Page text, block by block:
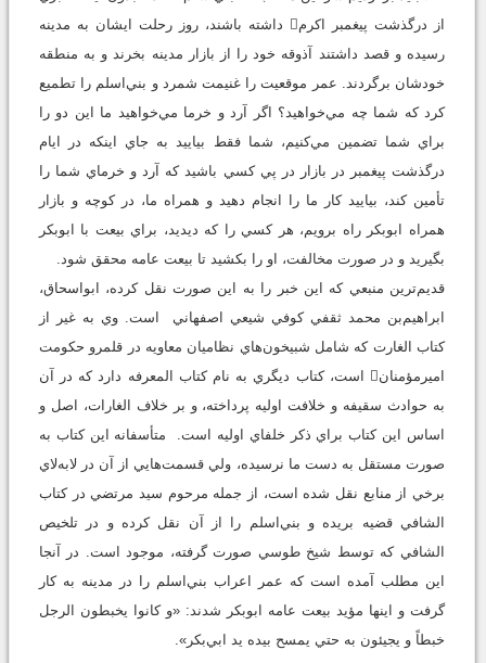
از درگذشت پيغمبر اكرم داشته باشند، روز رحلت ايشان به مدينه
رسيده و قصد داشتند آذوقه خود را از بازار مدينه بخرند و به منطقه
خودشان برگردند. عمر موقعيت را غنيمت شمرد و بني‌اسلم را تطميع
كرد كه شما چه مي‌خواهيد؟ اگر آرد و خرما مي‌خواهيد ما اين دو را
براي شما تضمين مي‌كنيم، شما فقط بياييد به جاي اينكه در ايام
درگذشت پيغمبر در بازار در پي كسي باشيد كه آرد و خرماي شما را
تأمين كند، بياييد كار ما را انجام دهيد و همراه ما، در كوچه و بازار
همراه ابوبكر راه برويم، هر كسي را كه ديديد، براي بيعت با ابوبكر
بگيريد و در صورت مخالفت، او را بكشيد تا بيعت عامه محقق شود.
قديم‌ترين منبعي كه اين خبر را به اين صورت نقل كرده، ابواسحاق،
ابراهيم‌بن محمد ثقفي كوفي شيعي اصفهاني است. وي به غير از
كتاب الغارت كه شامل شبيخون‌هاي نظاميان معاويه در قلمرو حكومت
اميرمؤمنان است، كتاب ديگري به نام كتاب المعرفه دارد كه در آن
به حوادث سقيفه و خلافت اوليه پرداخته، و بر خلاف الغارات، اصل و
اساس اين كتاب براي ذكر خلفاي اوليه است. متأسفانه اين كتاب به
صورت مستقل به دست ما نرسيده، ولي قسمت‌هايي از آن در لابه‌لاي
برخي از منابع نقل شده است، از جمله مرحوم سيد مرتضي در كتاب
الشافي قضيه بريده و بني‌اسلم را از آن نقل كرده و در تلخيص
الشافي كه توسط شيخ طوسي صورت گرفته، موجود است. در آنجا
اين مطلب آمده است كه عمر اعراب بني‌اسلم را در مدينه به كار
گرفت و اينها مؤيد بيعت عامه ابوبكر شدند: «و كانوا يخبطون الرجل
خبطاً و يجيئون به حتي يمسح بيده يد ابي‌بكر».